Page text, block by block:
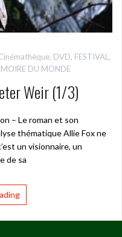
, DVD, FESTIVAL ,
DU MONDE
Weir (1/3)
– Le roman et son
thématique Allie Fox ne
un visionnaire, un
de sa